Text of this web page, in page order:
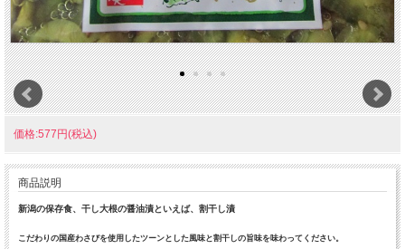
価格:577円(税込)
商品説明
新潟の保存食、干し大根の醤油漬といえば、割干し漬
こだわりの国産わさびを使用したツーンとした風味と割干しの旨味を味わってください。